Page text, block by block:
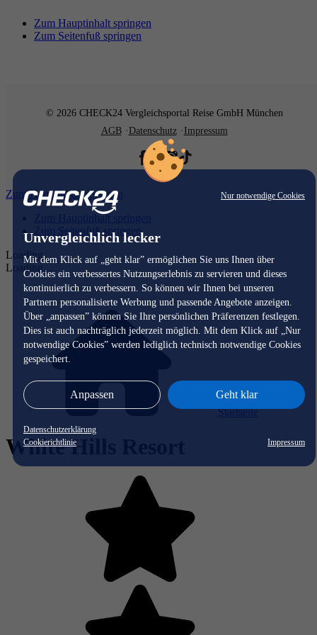
Nur notwendige Cookies
Unvergleichlich lecker
Mit dem Klick auf „geht klar” ermöglichen Sie uns Ihnen über
Cookies ein verbessertes Nutzungserlebnis zu servieren und dieses
kontinuierlich zu verbessern. So können wir Ihnen bei unseren
Partnern personalisierte Werbung und passende Angebote anzeigen.
Über „anpassen” können Sie Ihre persönlichen Präferenzen festlegen.
Dies ist auch nachträglich jederzeit möglich. Mit dem Klick auf „Nur
notwendige Cookies” werden lediglich technisch notwendige Cookies
gespeichert.
Anpassen Geht klar
Datenschutzerklärung
Cookierichtlinie
Impressum
Zum Hauptinhalt springen
Zum Seitenfuß springen
© 2026 CHECK24 Vergleichsportal Reise GmbH München
AGB
Datenschutz Impressum
Zum Hauptinhalt springen
Zum Hauptinhalt springen
Zum Seitenfuß springen
Loading...
Loading...
Startseite
White Hills Resort